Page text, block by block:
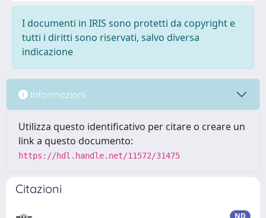
I documenti in IRIS sono protetti da copyright e
tutti i diritti sono riservati, salvo diversa
indicazione
Informazioni
Utilizza questo identificativo per citare o creare un
link a questo documento:
https://hdl.handle.net/11572/31475
Citazioni